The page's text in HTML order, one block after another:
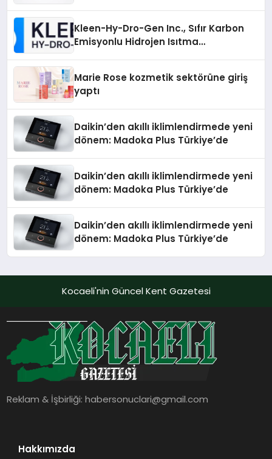
Kleen-Hy-Dro-Gen Inc., Sıfır Karbon
Emisyonlu Hidrojen Isıtma
Marie Rose kozmetik sektörüne giriş
yaptı
Daikin’den akıllı iklimlendirmede yeni
dönem: Madoka Plus Türkiye’de
Daikin’den akıllı iklimlendirmede yeni
dönem: Madoka Plus Türkiye’de
Daikin’den akıllı iklimlendirmede yeni
dönem: Madoka Plus Türkiye’de
Kocaeli'nin Güncel Kent Gazetesi
Reklam & İşbirliği:habersonuclari@gmail.com
Hakkımızda